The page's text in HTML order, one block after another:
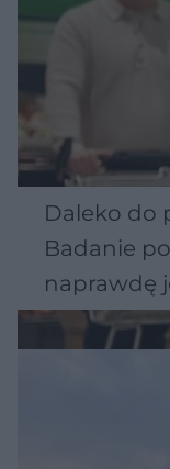
Daleko do
Badanie
naprawdę